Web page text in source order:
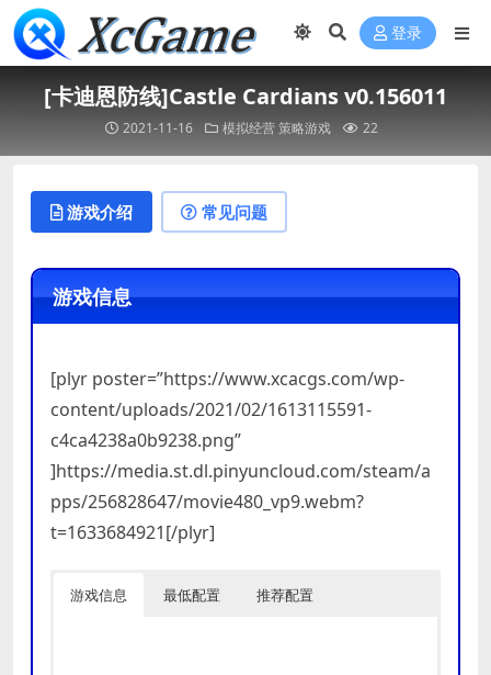
登录
[卡迪恩防线]Castle Cardians v0.156011
2021-11-16 模拟经营 策略游戏 22
游戏介绍 常见问题
游戏信息
[plyr poster=”https://www.xcacgs.com/wp-
content/uploads/2021/02/1613115591-
c4ca4238a0b9238.png”
]https://media.st.dl.pinyuncloud.com/steam/a
pps/256828647/movie480_vp9.webm?
t=1633684921[/plyr]
游戏信息 最低配置 推荐配置